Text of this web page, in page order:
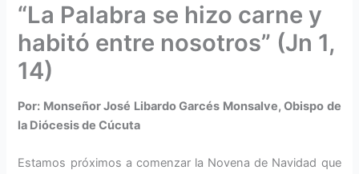
“La Palabra se hizo carne y
habitó entre nosotros” (Jn 1,
14)
Por: Monseñor José Libardo Garcés Monsalve, Obispo de
la Diócesis de Cúcuta
Estamos próximos a comenzar la Novena de Navidad que